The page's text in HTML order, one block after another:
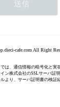
cafe.com All Right
は、通信情報の暗号化と実
ン株式会社のSSLサーバ証
より、サーバ証明書の検証